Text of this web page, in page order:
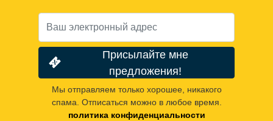
Присылайте мне
предложения!
Мы отправляем только хорошее, никакого
спама. Отписаться можно в любое время.
политика конфиденциальности